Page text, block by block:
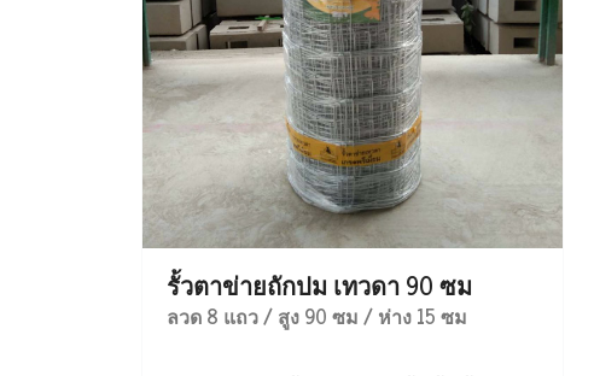
รั้วตาข่ายถักปม เทวดา 90 ซม
ลวด 8 แถว / สูง 90 ซม / ห่าง 15 ซม